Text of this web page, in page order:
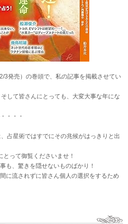
3発売）の巻頭で、私の記事を掲載させてい
して皆さんにとっても、大変大事な年にな
・・・
占星術ではすでにその兆候がはっきりと出
って御覧くださいませ！
も、驚きを隠せないものばかり！
に流されずに皆さん個人の選択をするため